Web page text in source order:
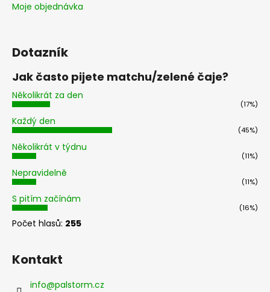
Moje objednávka
Dotazník
Jak často pijete matchu/zelené čaje?
Několikrát za den
(17%)
Každý den
(45%)
Několikrát v týdnu
(11%)
Nepravidelně
(11%)
S pitím začínám
(16%)
Počet hlasů: 255
Kontakt
info@palstorm.cz